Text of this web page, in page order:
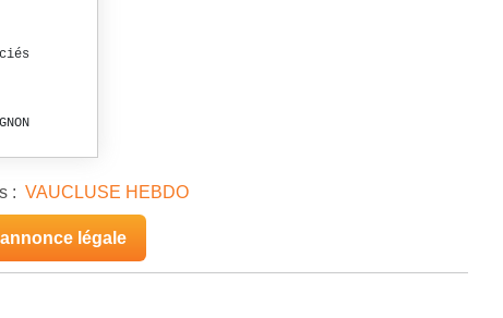
: VAUCLUSE HEBDO
légale